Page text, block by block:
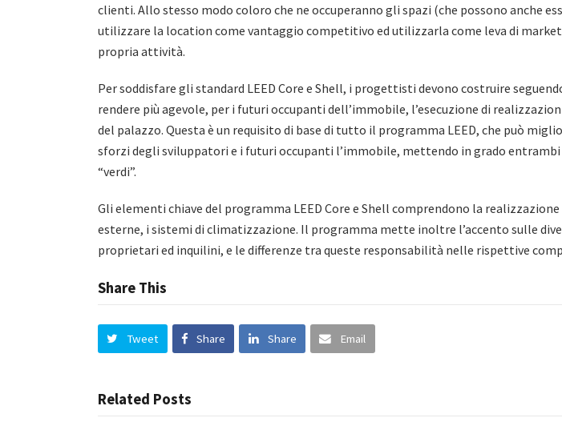
clienti. Allo stesso modo coloro che ne occuperanno gli spazi (che possono anche
utilizzare la location come vantaggio competitivo ed utilizzarla come leva di
propria attività.
Per soddisfare gli standard LEED Core e Shell, i progettisti devono costruire
rendere più agevole, per i futuri occupanti dell’immobile, l’esecuzione di
del palazzo. Questa è un requisito di base di tutto il programma LEED, che può
sforzi degli sviluppatori e i futuri occupanti l’immobile, mettendo in grado
“verdi”.
Gli elementi chiave del programma LEED Core e Shell comprendono la
esterne, i sistemi di climatizzazione. Il programma mette inoltre l’accento sulle
proprietari ed inquilini, e le differenze tra queste responsabilità nelle rispettive
Share This
Tweet Share Share Email
Related Posts